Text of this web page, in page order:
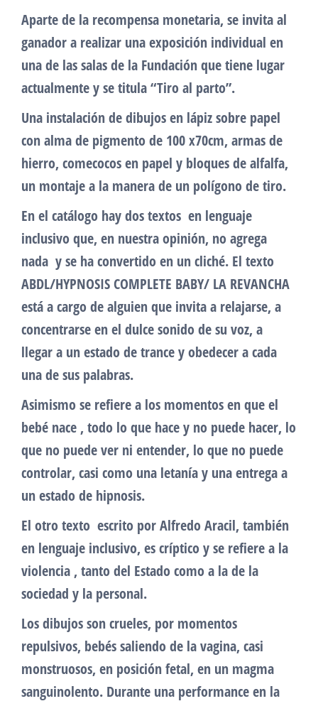
Aparte de la recompensa monetaria, se invita al
ganador a realizar una exposición individual en
una de las salas de la Fundación que tiene lugar
actualmente y se titula “Tiro al parto”.
Una instalación de dibujos en lápiz sobre papel
con alma de pigmento de 100 x70cm, armas de
hierro, comecocos en papel y bloques de alfalfa,
un montaje a la manera de un polígono de tiro.
En el catálogo hay dos textos en lenguaje
inclusivo que, en nuestra opinión, no agrega
nada y se ha convertido en un cliché. El texto
ABDL/HYPNOSIS COMPLETE BABY/ LA REVANCHA
está a cargo de alguien que invita a relajarse, a
concentrarse en el dulce sonido de su voz, a
llegar a un estado de trance y obedecer a cada
una de sus palabras.
Asimismo se refiere a los momentos en que el
bebé nace , todo lo que hace y no puede hacer, lo
que no puede ver ni entender, lo que no puede
controlar, casi como una letanía y una entrega a
un estado de hipnosis.
El otro texto escrito por Alfredo Aracil, también
en lenguaje inclusivo, es críptico y se refiere a la
violencia , tanto del Estado como a la de la
sociedad y la personal.
Los dibujos son crueles, por momentos
repulsivos, bebés saliendo de la vagina, casi
monstruosos, en posición fetal, en un magma
sanguinolento. Durante una performance en la